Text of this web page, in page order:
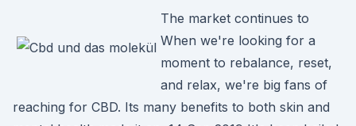
The market continues to
When we're looking for a
moment to rebalance, reset,
and relax, we're big fans of
reaching for CBD. Its many benefits to both skin and